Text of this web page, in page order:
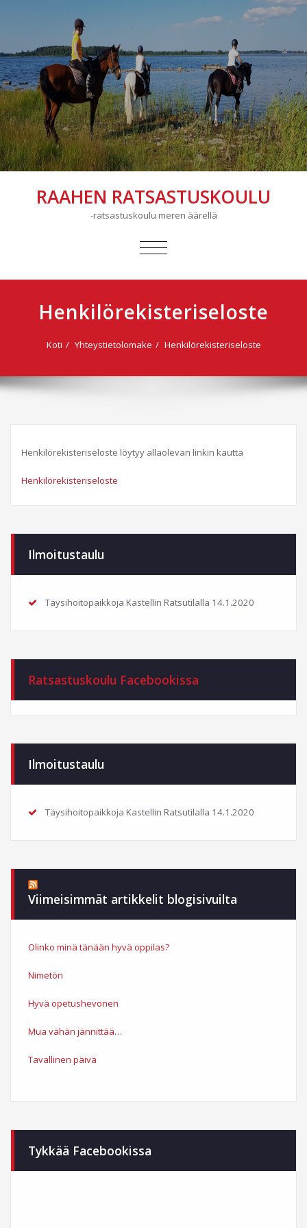
RAAHEN RATSASTUSKOULU
-ratsastuskoulu meren äärellä
AVAA/SULJE
Henkilörekisteriseloste
Koti Yhteystietolomake Henkilörekisteriseloste
Henkilörekisteriseloste löytyy allaolevan linkin kautta
Henkilörekisteriseloste
Ilmoitustaulu
Täysihoitopaikkoja Kastellin Ratsutilalla 14.1.2020
Ratsastuskoulu Facebookissa
Ilmoitustaulu
Täysihoitopaikkoja Kastellin Ratsutilalla 14.1.2020
Viimeisimmät artikkelit blogisivuilta
Olinko minä tänään hyvä oppilas?
Nimetön
Hyvä opetushevonen
Mua vähän jännittää…
Tavallinen päivä
Tykkää Facebookissa